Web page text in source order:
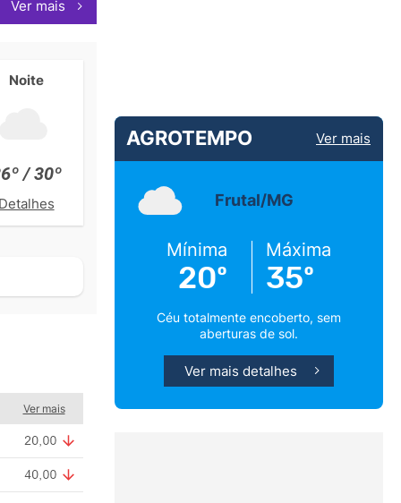
Ver mais
Noite
/ 30º
Detalhes
Ver mais
AGROTEMPO Ver mais
Frutal/MG
Mínima
20º
Máxima
35º
Céu totalmente encoberto, sem
aberturas de sol.
Ver mais detalhes